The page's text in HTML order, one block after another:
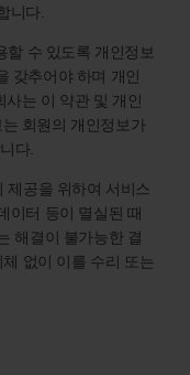
니다.
할 수 있도록 개인정보
갖추어야 하며 개인
는 이 약관 및 개인
회원의 개인정보가
다.
제공을 위하여 서비스
이터 등이 멸실된 때
해결이 불가능한 결
없이 이를 수리 또는